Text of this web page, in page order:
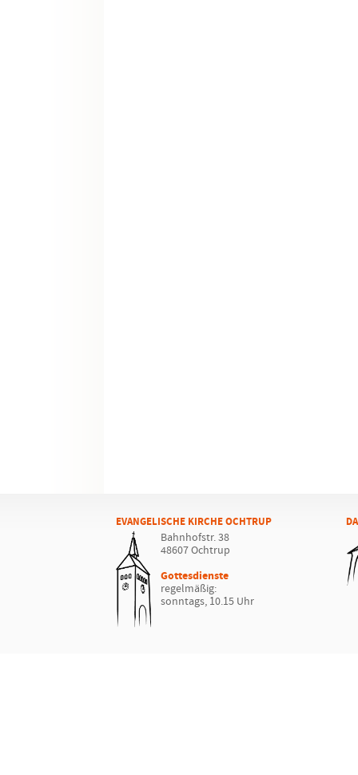
EVANGELISCHE KIRCHE OCHTRUP
Bahnhofstr. 38
48607 Ochtrup
Gottesdienste
regelmäßig:
sonntags, 10.15 Uhr